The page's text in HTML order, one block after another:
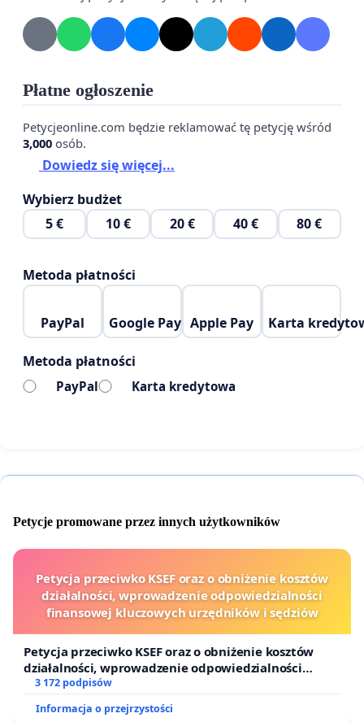
Płatne ogłoszenie
Petycjeonline.com będzie reklamować tę petycję wśród
3,000 osób.
Dowiedz się więcej...
Wybierz budżet
5 €
10 € 20 € 40 € 80 €
Metoda płatności
PayPal Google Pay Apple Pay Karta
Metoda płatności
PayPal Karta kredytowa
Petycje promowane przez innych użytkowników
Petycja przeciwko KSEF oraz o obniżenie kosztów
działalności, wprowadzenie odpowiedzialności
finansowej kluczowych urzędników i sędziów
Petycja przeciwko KSEF oraz o obniżenie kosztów
działalności, wprowadzenie odpowiedzialności
finansowej kluczowych urzędników i sędziów
3 172 podpisów
Informacja o przejrzystości